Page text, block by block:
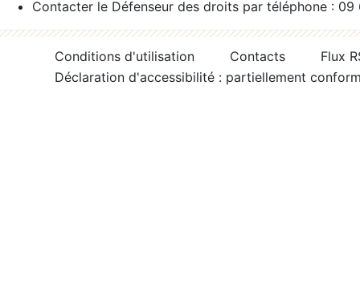
Contacter le Défenseur des droits par téléphone :
Conditions d'utilisation Contacts
Flux
Déclaration d'accessibilité : partiellement